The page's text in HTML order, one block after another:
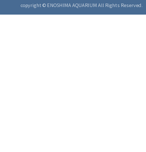
copyright © ENOSHIMA AQUARIUM All Rights Reserved.